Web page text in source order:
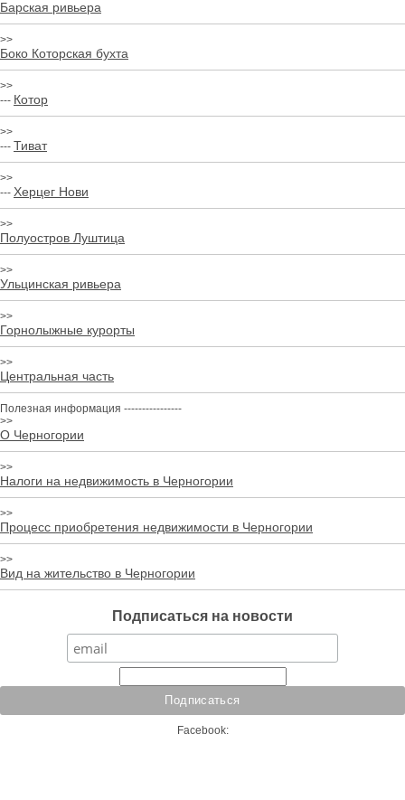
Барская ривьера
>>
Боко Которская бухта
>>
--- Котор
>>
--- Тиват
>>
--- Херцег Нови
>>
Полуостров Луштица
>>
Ульцинская ривьера
>>
Горнолыжные курорты
>>
Центральная часть
Полезная информация ----------------
>>
О Черногории
>>
Налоги на недвижимость в Черногории
>>
Процесс приобретения недвижимости в Черногории
>>
Вид на жительство в Черногории
Подписаться на новости
Facebook: